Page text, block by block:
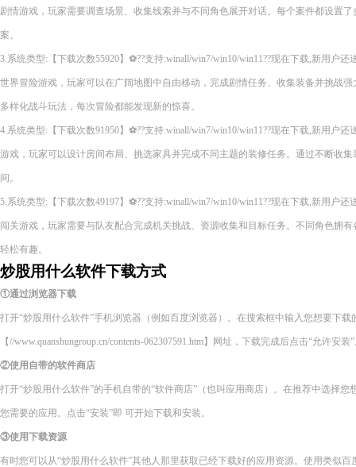
剧情游戏，玩家需要调查场景、收集线索并与不同角色展开对话。每个案件都设置
案。
3.系统类型:【下载次数55920】⚽??支持:winall/win7/win10/win11??现在下载,新用户
世界冒险游戏，玩家可以在广阔地图中自由移动，完成剧情任务、收集装备并挑战
多样化战斗玩法，每次冒险都能发现新的惊喜。
4.系统类型:【下载次数91950】⚽??支持:winall/win7/win10/win11??现在下载,新用户
游戏，玩家可以设计房间布局、挑选家具并完成不同主题的装修任务。通过不断收
间。
5.系统类型:【下载次数49197】⚽??支持:winall/win7/win10/win11??现在下载,新用户
闯关游戏，玩家需要与队友配合完成机关挑战、资源收集和目标任务。不同角色拥
轻松有趣。
炒股用什么软件下载方式
①通过浏览器下载
打开“炒股用什么软件”手机浏览器（例如百度浏览器）。在搜索框中输入您想要下
【//www.quanshungroup.cn/contents-062307591.htm】网址，下载完成后点击“允许安装
②使用自带的软件商店
打开“炒股用什么软件”的手机自带的“软件商店”（也叫应用商店）。在推荐中选择
您需要的应用。点击“安装”即 可开始下载和安装。
③使用下载资源
有时您可以从“炒股用什么软件”其他人那里获取已经下载好的应用资源。使用类似